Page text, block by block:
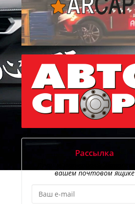
Рассылка
вашем почтовом ящике